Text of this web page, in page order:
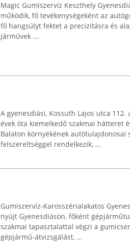
Magic Gumiszervíz Keszthely
működik, fő tevékenységeként az
fő hangsúlyt fektet a precizitásra és
járművek ...
A gyenesdiási, Kossuth Lajos utca
évek óta kiemelkedő szakmai hátteret
Balaton környékének autótulajdonosai
felszereltséggel rendelkezik, ...
Gumiszervíz-Karosszérialakatos
nyújt Gyenesdiáson, főként
szakmai tapasztalattal végzi a
gépjármű-átvizsgálást, ...